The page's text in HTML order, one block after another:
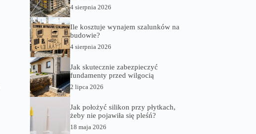
4 sierpnia 2026
Ile kosztuje wynajem szalunków na
budowie?
4 sierpnia 2026
Jak skutecznie zabezpieczyć
fundamenty przed wilgocią
2 lipca 2026
Jak położyć silikon przy płytkach,
żeby nie pojawiła się pleśń?
18 maja 2026